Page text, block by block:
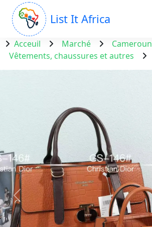
List It Africa
Acceuil Marché Cameroun
Vêtements, chaussures et autres